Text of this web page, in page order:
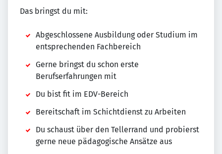
Das bringst du mit:
Abgeschlossene Ausbildung oder Studium im
entsprechenden Fachbereich
Gerne bringst du schon erste
Berufserfahrungen mit
Du bist fit im EDV-Bereich
Bereitschaft im Schichtdienst zu Arbeiten
Du schaust über den Tellerrand und probierst
gerne neue pädagogische Ansätze aus